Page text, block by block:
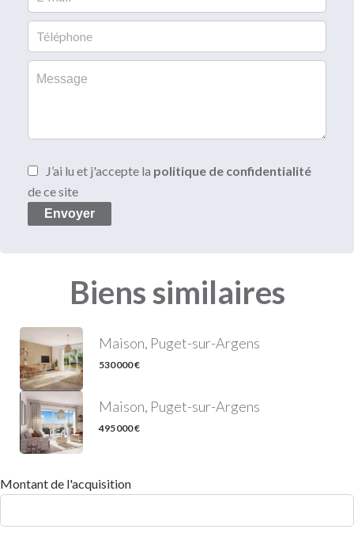
J’ai lu et j'accepte la politique de confidentialité
de ce site
Envoyer
Biens similaires
Maison, Puget-sur-Argens
530 000 €
Maison, Puget-sur-Argens
495 000 €
Montant de l'acquisition